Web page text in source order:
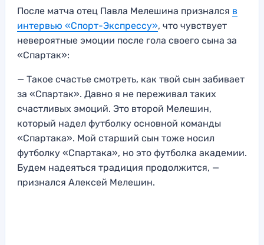
После матча отец Павла Мелешина признался в
интервью «Спорт-Экспрессу», что чувствует
невероятные эмоции после гола своего сына за
«Спартак»:
— Такое счастье смотреть, как твой сын забивает
за «Спартак». Давно я не переживал таких
счастливых эмоций. Это второй Мелешин,
который надел футболку основной команды
«Спартака». Мой старший сын тоже носил
футболку «Спартака», но это футболка академии.
Будем надеяться традиция продолжится, —
признался Алексей Мелешин.